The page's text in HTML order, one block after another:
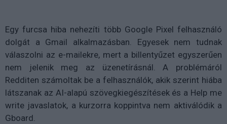
Egy furcsa hiba nehezíti több Google Pixel felhasználó
dolgát a Gmail alkalmazásban. Egyesek nem tudnak
válaszolni az e-mailekre, mert a billentyűzet egyszerűen
nem jelenik meg az üzenetírásnál. A problémáról
Redditen számoltak be a felhasználók, akik szerint hiába
látszanak az AI-alapú szövegkiegészítések és a Help me
write javaslatok, a kurzorra koppintva nem aktiválódik a
Gboard.